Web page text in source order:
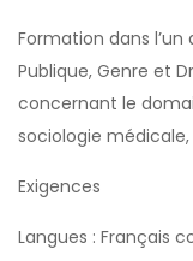
Formation dans
Publique, Genre et
concernant le
sociologie
Exigences
Langues : Français